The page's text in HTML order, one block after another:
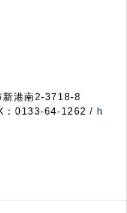
港南2-3718-8
：0133-64-1262 / h